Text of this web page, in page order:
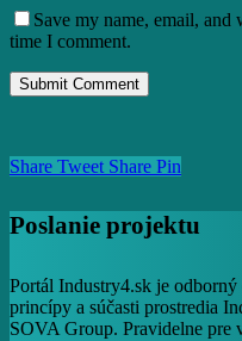
Save my name, email,
time I comment.
Share Tweet Share Pin
Poslanie projektu
Portál Industry4.sk je
princípy a súčasti prostredia
SOVA Group. Pravidelne pre